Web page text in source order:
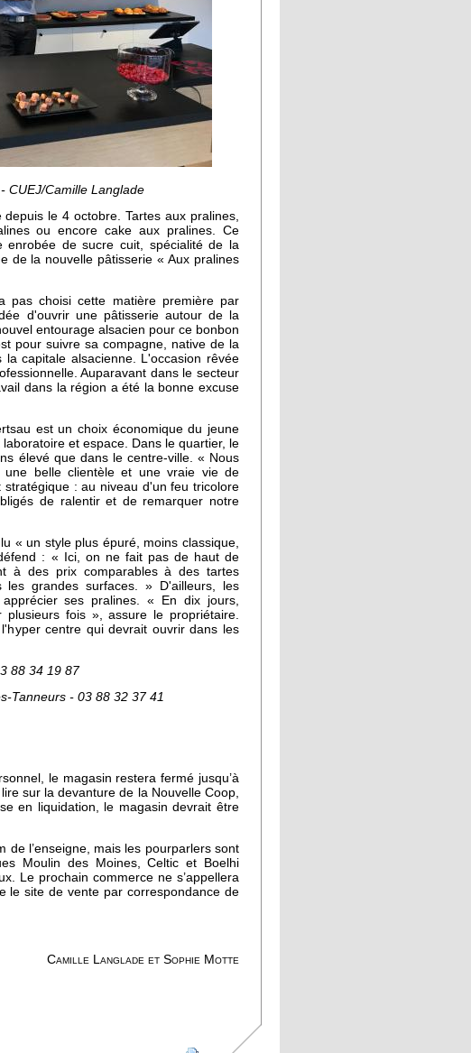
CUEJ/Camille Langlade
le 4 octobre. Tartes aux pralines,
ou encore cake aux pralines. Ce
enrobée de sucre cuit, spécialité de la
de la nouvelle pâtisserie « Aux pralines
pas choisi cette matière première par
d'ouvrir une pâtisserie autour de la
entourage alsacien pour ce bonbon
pour suivre sa compagne, native de la
capitale alsacienne. L'occasion rêvée
Auparavant dans le secteur
dans la région a été la bonne excuse
est un choix économique du jeune
et espace. Dans le quartier, le
élevé que dans le centre-ville. « Nous
belle clientèle et une vraie vie de
: au niveau d'un feu tricolore
de ralentir et de remarquer notre
« un style plus épuré, moins classique,
: « Ici, on ne fait pas de haut de
à des prix comparables à des tartes
grandes surfaces. » D'ailleurs, les
ses pralines. « En dix jours,
fois », assure le propriétaire.
centre qui devrait ouvrir dans les
88 34 19 87
Tanneurs - 03 88 32 37 41
le magasin restera fermé jusqu’à
sur la devanture de la Nouvelle Coop,
en liquidation, le magasin devrait être
de l’enseigne, mais les pourparlers sont
Moulin des Moines, Celtic et Boelhi
Le prochain commerce ne s’appellera
le site de vente par correspondance de
Camille Langlade et Sophie Motte